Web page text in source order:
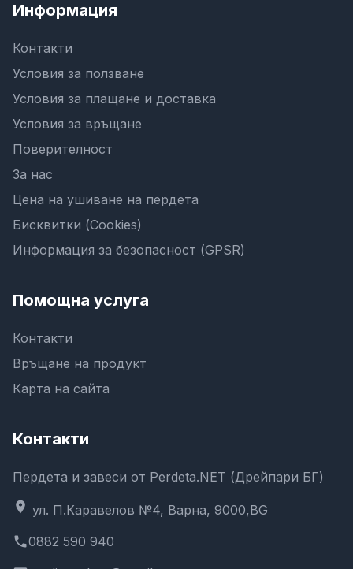
Информация
Контакти
Условия за ползване
Условия за плащане и доставка
Условия за връщане
Поверителност
За нас
Цена на ушиване на пердета
Бисквитки (Cookies)
Информация за безопасност (GPSR)
Помощна услуга
Контакти
Връщане на продукт
Карта на сайта
Контакти
Пердета и завеси от Perdeta.NET (Дрейпари БГ)
location_on ул. П.Каравелов №4, Варна, 9000,BG
phone0882 590 940